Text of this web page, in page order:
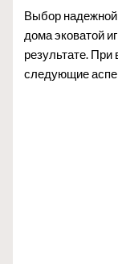
Выбор надежной
дома эковатой
результате.
следующие